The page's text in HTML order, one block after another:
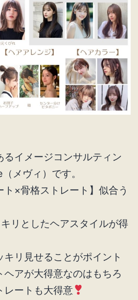
るイメージコンサルティン
メヴィ）です。
ト×骨格ストレート】似合う
リとしたヘアスタイルが得
リ見せることがポイント
ヘアが大得意なのはもちろ
レートも大得意